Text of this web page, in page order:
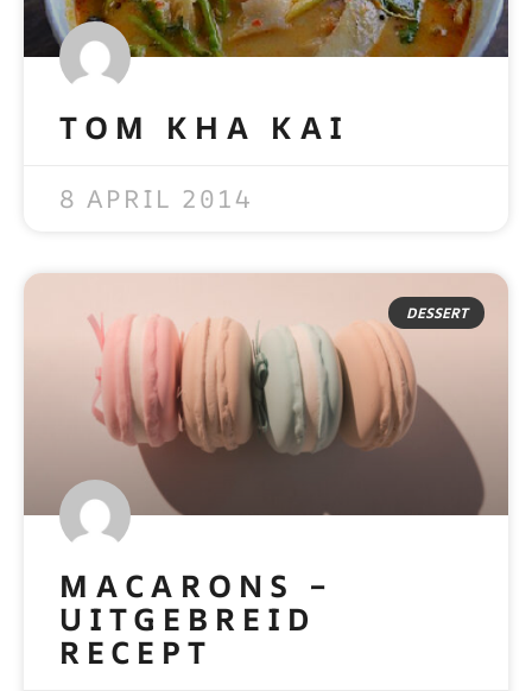
TOM KHA KAI
8 APRIL 2014
DESSERT
MACARONS –
UITGEBREID
RECEPT